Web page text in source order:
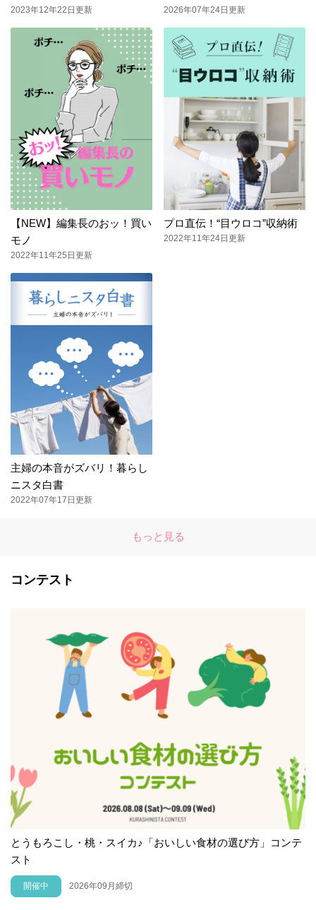
2023年12年22日更新 2026年07年24日更新
【NEW】編集長のおッ！買い
モノ
2022年11年25日更新
プロ直伝！“目ウロコ”収納術
2022年11年24日更新
主婦の本音がズバリ！暮らし
ニスタ白書
2022年07年17日更新
もっと見る
コンテスト
とうもろこし・桃・スイカ♪「おいしい食材の選び方」コンテ
スト
開催中 2026年09月締切